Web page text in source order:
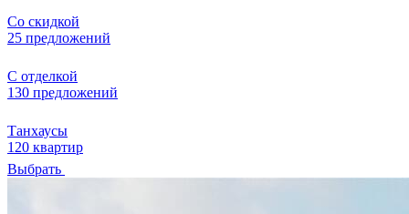
Со скидкой
25 предложений
С отделкой
130 предложений
Танхаусы
120 квартир
Выбрать